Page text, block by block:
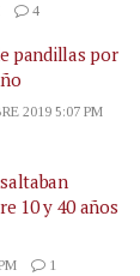
4
pandillas por
2019 5:07 PM
10 y 40 años
1